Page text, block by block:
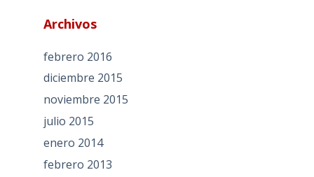
Archivos
febrero 2016
diciembre 2015
noviembre 2015
julio 2015
enero 2014
febrero 2013